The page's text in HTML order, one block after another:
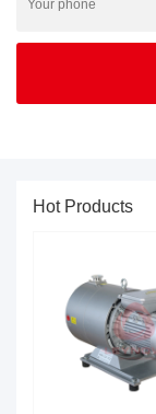
Hot Products